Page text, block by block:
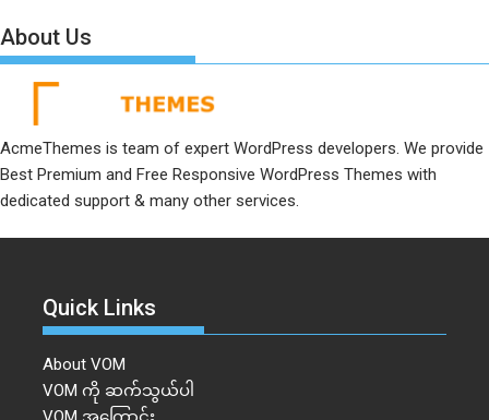
About Us
AcmeThemes is team of expert WordPress developers. We provide
Best Premium and Free Responsive WordPress Themes with
dedicated support & many other services.
Quick Links
About VOM
VOM ကို ဆက်သွယ်ပါ